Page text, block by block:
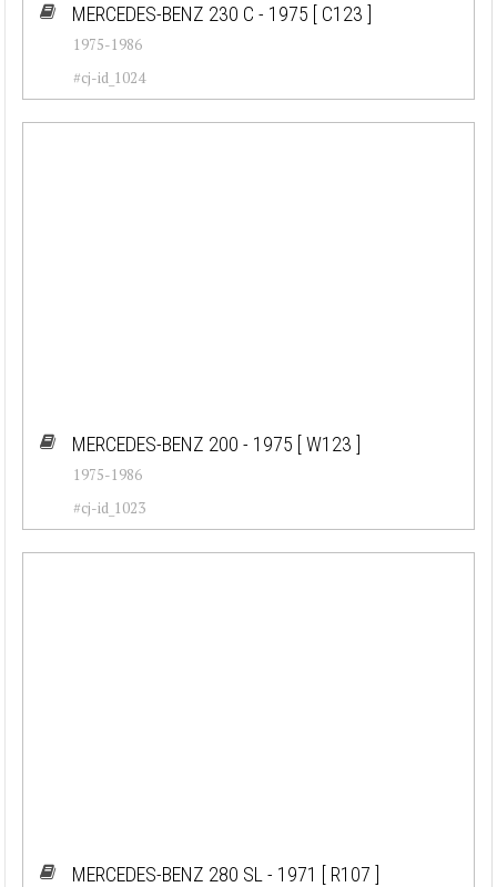
MERCEDES-BENZ 230 C - 1975 [ C123 ]
1975-1986
#cj-id_1024
MERCEDES-BENZ 200 - 1975 [ W123 ]
1975-1986
#cj-id_1023
MERCEDES-BENZ 280 SL - 1971 [ R107 ]